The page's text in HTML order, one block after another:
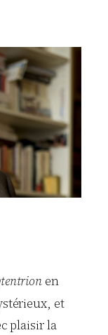
en
et
plaisir la